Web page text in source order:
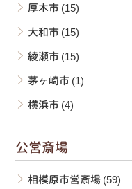
厚木市 (15)
大和市 (15)
綾瀬市 (15)
茅ヶ崎市 (1)
横浜市 (4)
公営斎場
相模原市営斎場(59)